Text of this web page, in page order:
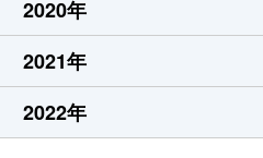
2020年
2021年
2022年